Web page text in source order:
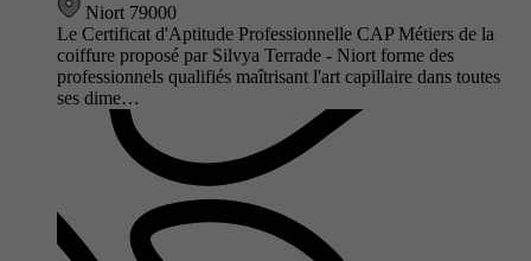
Niort 79000
Le Certificat d'Aptitude Professionnelle CAP Métiers de la
coiffure proposé par Silvya Terrade - Niort forme des
professionnels qualifiés maîtrisant l'art capillaire dans toutes
ses dime…